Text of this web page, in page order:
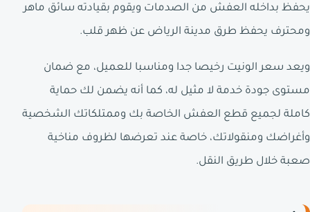
يحفظ بداخله العفش من الصدمات ويقوم بقيادته سائق ماهر
ومحترف يحفظ طرق مدينة الرياض عن ظهر قلب.
ويعد سعر الونيت رخيصا جدا ومناسبا للعميل، مع ضمان
مستوى جودة خدمة لا مثيل له، كما أنه يضمن لك حماية
كاملة لجميع قطع العفش الخاصة بك وممتلكاتك الشخصية
وأغراضك ومنقولاتك، خاصة عند تعرضها لظروف مناخية
صعبة خلال طريق النقل.